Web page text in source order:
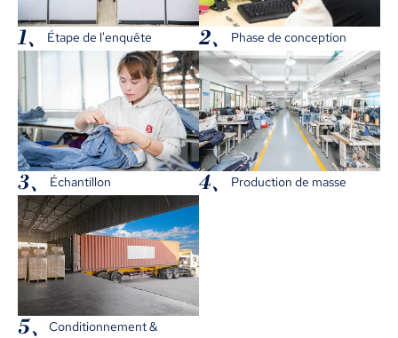
1、 Étape de l'enquête 2、 Phase de conception
3、 Échantillon 4、 Production de masse
5、Conditionnement &